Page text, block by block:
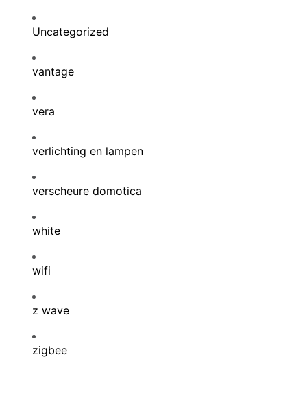
Uncategorized
vantage
vera
verlichting en lampen
verscheure domotica
white
wifi
z wave
zigbee